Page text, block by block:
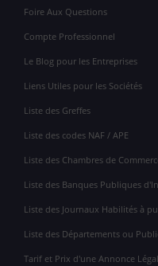
Foire Aux Questions
Compte Professionnel
Le Blog pour les Entreprises
Liens Utiles pour les Sociétés
Liste des Greffes
Liste des codes NAF / APE
Liste des Chambres de
Liste des Banques Publiques
Liste des Journaux Habilités à
Liste des Départements ou
Tarif et Prix d'une Annonce